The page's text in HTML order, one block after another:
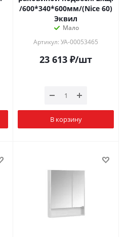
/600*340*600мм/(Nice 60)
Эквил
Мало
Артикул: УА-00053465
23 613 ₽/шт
В корзину